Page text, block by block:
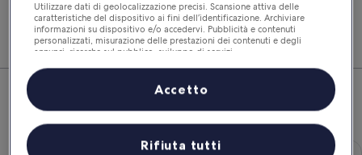
Confronta i noleggi auto e prenota volo, hotel e
auto insieme per risparmiare ancora di più.
Kamari: dai un'occhiata alle
migliori offerte auto
Economy
Economy Chevrolet Spark
Utilizzare dati di geolocalizzazione precisi. Scansione attiva delle
caratteristiche del dispositivo ai fini dell’identificazione. Archiviare
informazioni su dispositivo e/o accedervi. Pubblicità e contenuti
personalizzati, misurazione delle prestazioni dei contenuti e degli
annunci, ricerche sul pubblico, sviluppo di servizi.
Elenco dei partner (fornitori)
Rifiuta tutti
Accetto